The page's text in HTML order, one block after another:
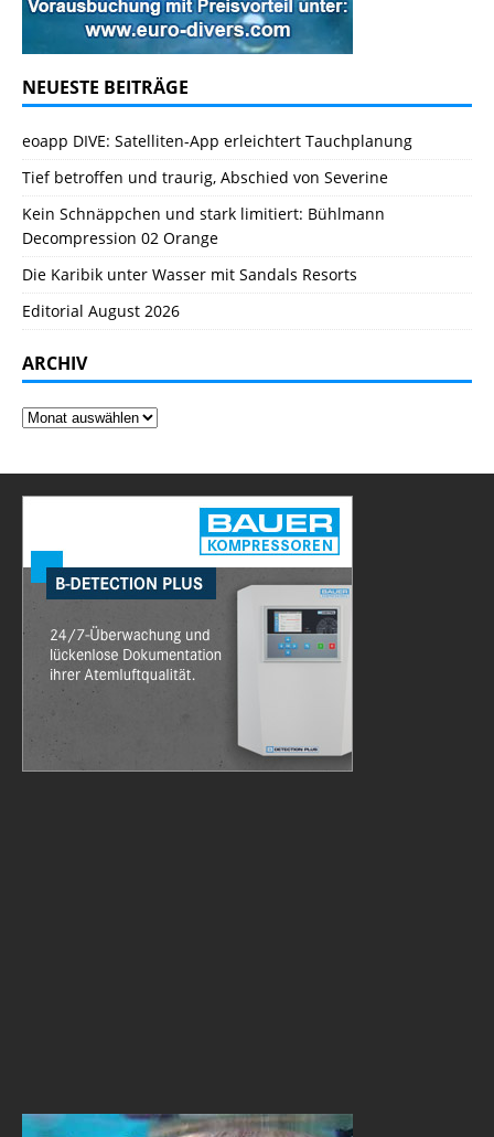
NEUESTE BEITRÄGE
eoapp DIVE: Satelliten-App erleichtert Tauchplanung
Tief betroffen und traurig, Abschied von Severine
Kein Schnäppchen und stark limitiert: Bühlmann
Decompression 02 Orange
Die Karibik unter Wasser mit Sandals Resorts
Editorial August 2026
ARCHIV